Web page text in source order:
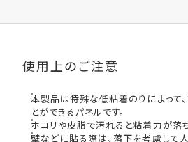
使用上のご注意
本製品は特殊な低粘着のりによって
とができるパネルです。
ホコリや皮脂で汚れると粘着力が落ち
壁などに貼る際は、落下を考慮して